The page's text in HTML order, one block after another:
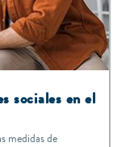
sociales en el
medidas de